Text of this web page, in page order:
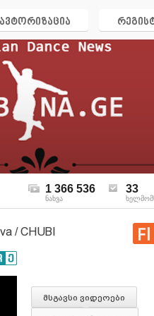
ავტორიზაცია
1 366 536
ნახვა
33
/ CHUBI
მსგავსი ვიდეოები